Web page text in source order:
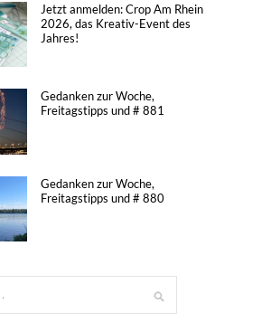
Jetzt anmelden: Crop Am Rhein
2026, das Kreativ-Event des
Jahres!
Gedanken zur Woche,
Freitagstipps und # 881
Gedanken zur Woche,
Freitagstipps und # 880